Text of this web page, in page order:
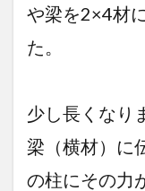
や梁を2×4材
た。
少し長くなり
梁（横材）に
の柱にその力